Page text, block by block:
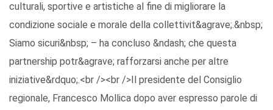
culturali, sportive e artistiche al fine di migliorare la
condizione sociale e morale della collettivit&agrave;.&nbsp;
Siamo sicuri&nbsp; – ha concluso &ndash; che questa
partnership potr&agrave; rafforzarsi anche per altre
iniziative&rdquo;.<br /><br />Il presidente del Consiglio
regionale, Francesco Mollica dopo aver espresso parole di